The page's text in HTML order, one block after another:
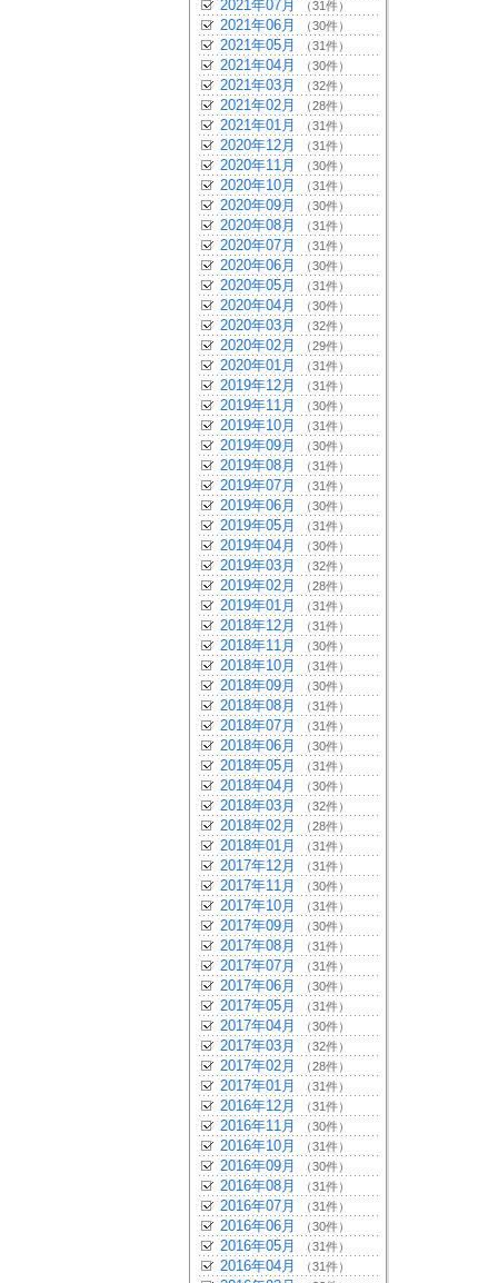
2021年07月 （31件）
2021年06月 （30件）
2021年05月 （31件）
2021年04月 （30件）
2021年03月 （32件）
2021年02月 （28件）
2021年01月 （31件）
2020年12月 （31件）
2020年11月 （30件）
2020年10月 （31件）
2020年09月 （30件）
2020年08月 （31件）
2020年07月 （31件）
2020年06月 （30件）
2020年05月 （31件）
2020年04月 （30件）
2020年03月 （32件）
2020年02月 （29件）
2020年01月 （31件）
2019年12月 （31件）
2019年11月 （30件）
2019年10月 （31件）
2019年09月 （30件）
2019年08月 （31件）
2019年07月 （31件）
2019年06月 （30件）
2019年05月 （31件）
2019年04月 （30件）
2019年03月 （32件）
2019年02月 （28件）
2019年01月 （31件）
2018年12月 （31件）
2018年11月 （30件）
2018年10月 （31件）
2018年09月 （30件）
2018年08月 （31件）
2018年07月 （31件）
2018年06月 （30件）
2018年05月 （31件）
2018年04月 （30件）
2018年03月 （32件）
2018年02月 （28件）
2018年01月 （31件）
2017年12月 （31件）
2017年11月 （30件）
2017年10月 （31件）
2017年09月 （30件）
2017年08月 （31件）
2017年07月 （31件）
2017年06月 （30件）
2017年05月 （31件）
2017年04月 （30件）
2017年03月 （32件）
2017年02月 （28件）
2017年01月 （31件）
2016年12月 （31件）
2016年11月 （30件）
2016年10月 （31件）
2016年09月 （30件）
2016年08月 （31件）
2016年07月 （31件）
2016年06月 （30件）
2016年05月 （31件）
2016年04月 （31件）